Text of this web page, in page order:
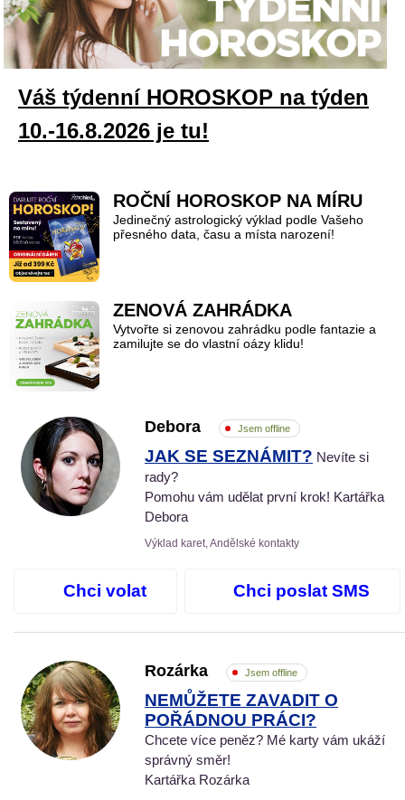
Váš týdenní HOROSKOP na týden
10.-16.8.2026 je tu!
ROČNÍ HOROSKOP NA MÍRU
Jedinečný astrologický výklad podle Vašeho
přesného data, času a místa narození!
ZENOVÁ ZAHRÁDKA
Vytvořte si zenovou zahrádku podle fantazie a
zamilujte se do vlastní oázy klidu!
Debora Jsem offline
JAK SE SEZNÁMIT? Nevíte si
rady?
Pomohu vám udělat první krok! Kartářka
Debora
Výklad karet, Andělské kontakty
Chci volat Chci poslat SMS
Rozárka Jsem offline
NEMŮŽETE ZAVADIT O
POŘÁDNOU PRÁCI?
Chcete více peněz? Mé karty vám ukáží
správný směr!
Kartářka Rozárka